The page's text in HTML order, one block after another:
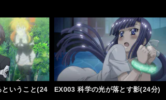
ということ(24
EX003 科学の光が落とす影(24分)